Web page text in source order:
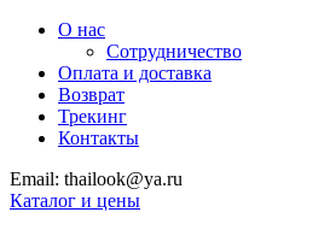
О нас
Сотрудничество
Оплата и доставка
Возврат
Трекинг
Контакты
Email: thailook@ya.ru
Каталог и цены